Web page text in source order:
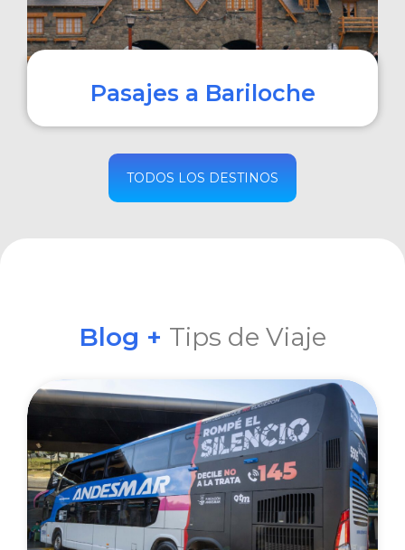
Pasajes a Bariloche
COMPRAR
TODOS LOS DESTINOS
Blog + Tips de Viaje